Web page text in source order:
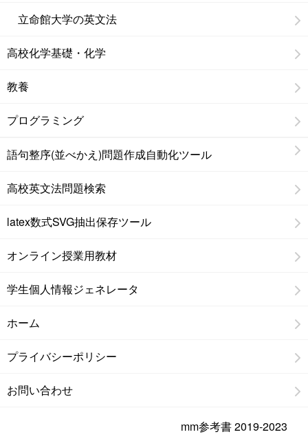
立命館大学の英文法
高校化学基礎・化学
教養
プログラミング
語句整序(並べかえ)問題作成自動化ツール
高校英文法問題検索
latex数式SVG抽出保存ツール
オンライン授業用教材
学生個人情報ジェネレータ
ホーム
プライバシーポリシー
お問い合わせ
mm参考書 2019-2023